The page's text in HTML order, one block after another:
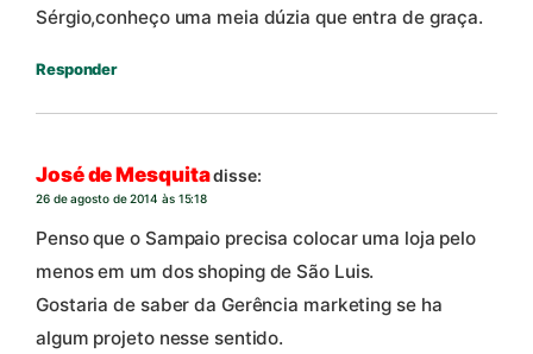
Sérgio,conheço uma meia dúzia que entra de graça.
Responder
José de Mesquitadisse:
26 de agosto de 2014 às 15:18
Penso que o Sampaio precisa colocar uma loja pelo
menos em um dos shoping de São Luis.
Gostaria de saber da Gerência marketing se ha
algum projeto nesse sentido.